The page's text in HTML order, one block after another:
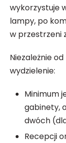
wykorzystuje
lampy, po
w przestrzeni
Niezależnie
wydzielenie:
Minimum
gabinety,
dwóch
Recepcji